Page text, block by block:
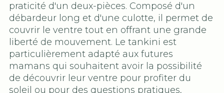
praticité d'un deux-pièces. Composé d'un
débardeur long et d'une culotte, il permet de
couvrir le ventre tout en offrant une grande
liberté de mouvement. Le tankini est
particulièrement adapté aux futures
mamans qui souhaitent avoir la possibilité
de découvrir leur ventre pour profiter du
soleil ou pour des questions pratiques,